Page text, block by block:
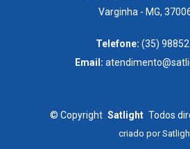
Varginha - MG,
Telefone: (35)
Email:
© Copyright Satlight Todos
criado por